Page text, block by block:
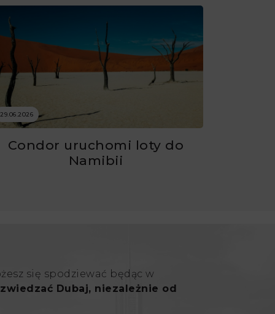
29.06.2026
Condor uruchomi loty do
Namibii
się spodziewać będąc w
Dubaj, niezależnie od